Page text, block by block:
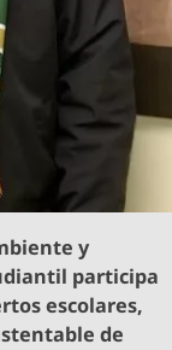
y
participa
escolares,
de